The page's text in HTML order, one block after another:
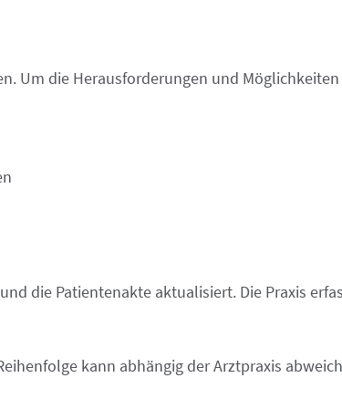
Um die Herausforderungen und
die Patientenakte aktualisiert. Die Praxis
kann abhängig der Arztpraxis